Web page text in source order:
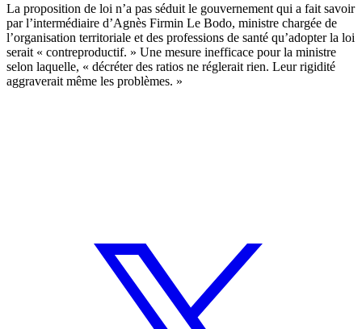
La proposition de loi n’a pas séduit le gouvernement qui a fait savoir
par l’intermédiaire d’Agnès Firmin Le Bodo, ministre chargée de
l’organisation territoriale et des professions de santé qu’adopter la loi
serait « contreproductif. » Une mesure inefficace pour la ministre
selon laquelle, « décréter des ratios ne réglerait rien. Leur rigidité
aggraverait même les problèmes. »